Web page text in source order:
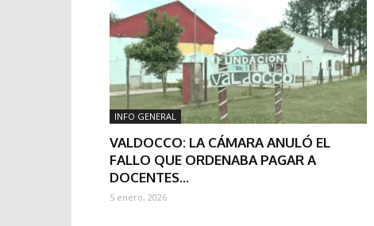
INFO GENERAL
VALDOCCO: LA CÁMARA ANULÓ EL
FALLO QUE ORDENABA PAGAR A
DOCENTES...
5 enero, 2026